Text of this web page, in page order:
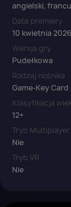
angielski,
Data premiery
10 kwietnia
Wersja gry
Pudełkowa
Rodzaj nośnika
Game-Key Card
Klasyfikacja
12+
Tryb Multiplayer
Nie
Tryb VR
Nie